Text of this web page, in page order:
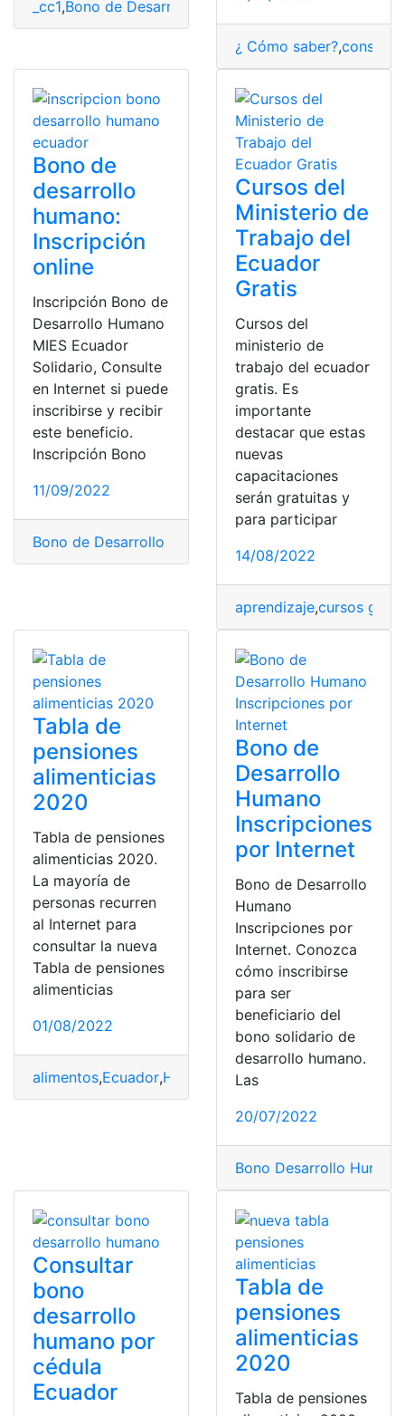
_cc1,Bono de Desarrollo Humano consulta
¿ Cómo saber?,consulta
Bono de
desarrollo
humano:
Inscripción
online
Inscripción Bono de
Desarrollo Humano
MIES Ecuador
Solidario, Consulte
en Internet si puede
inscribirse y recibir
este beneficio.
Inscripción Bono
11/09/2022
Bono de Desarrollo Humano
Cursos del
Ministerio de
Trabajo del
Ecuador
Gratis
Cursos del
ministerio de
trabajo del ecuador
gratis. Es
importante
destacar que estas
nuevas
capacitaciones
serán gratuitas y
para participar
14/08/2022
aprendizaje,cursos
Tabla de
pensiones
alimenticias
2020
Tabla de pensiones
alimenticias 2020.
La mayoría de
personas recurren
al Internet para
consultar la nueva
Tabla de pensiones
alimenticias
01/08/2022
alimentos,Ecuador,Herramientas Ecuador
Bono de
Desarrollo
Humano
Inscripciones
por Internet
Bono de Desarrollo
Humano
Inscripciones por
Internet. Conozca
cómo inscribirse
para ser
beneficiario del
bono solidario de
desarrollo humano.
Las
20/07/2022
Bono Desarrollo
Consultar
bono
desarrollo
humano por
cédula
Ecuador
Tabla de
pensiones
alimenticias
2020
Tabla de pensiones